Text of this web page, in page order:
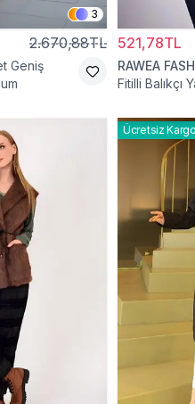
3
2.670,88TL
Geniş
521,78TL
RAWEA
Fitilli Balıkçı
Ücretsiz Kargo